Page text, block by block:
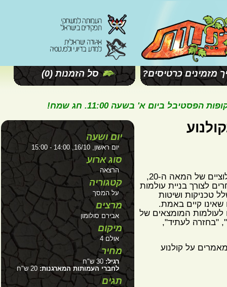
מזמינים כרטיסים? סל הזמנות(0)
ביום א' בשעה 11:00. חג שמח!
מאז "פנטסיה" האלמותי וסרטי האנימציה החלוציים של המאה ה-20,
לצורך בניית עולמות
טכניקות ושיטות
קיים באמת.
המומצאים של
"בחזרה לעתיד",
על קולנוע
יום ושעה
יום ראשון, 16/10, 14:00 - 15:00
סוג ארוע
הרצאה
קטגוריה
על המסך
מרצים
אבירם סולומון
מיקום
אולם 4
מחיר
רגיל:30 ש"ח
לחברי העמותות המארגנות:20 ש"ח
תגים